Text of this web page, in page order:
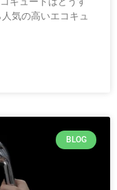
気の高いエコキュ
BLOG